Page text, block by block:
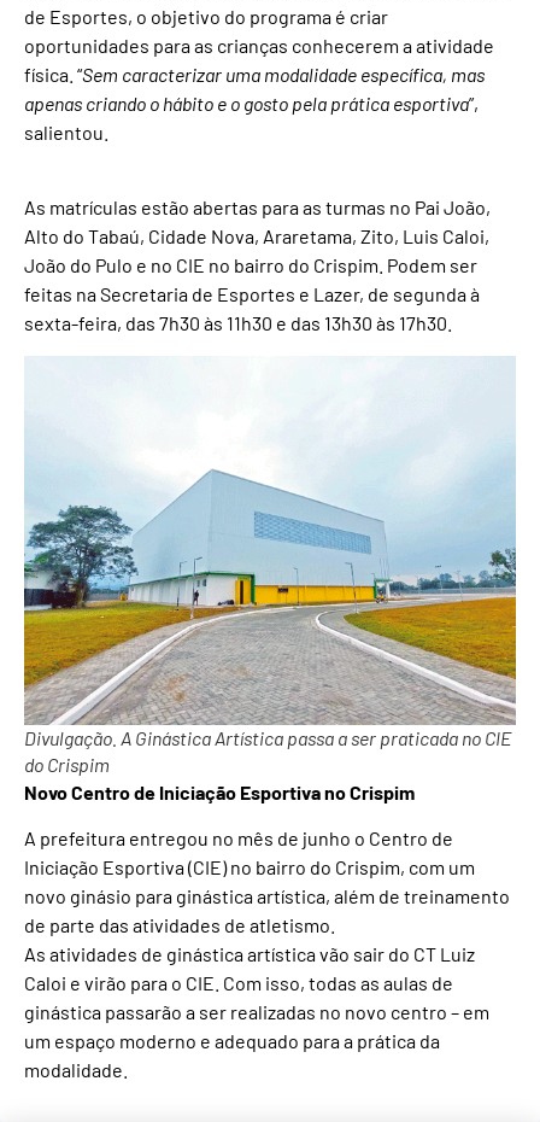
de Esportes, o objetivo do programa é criar
oportunidades para as crianças conhecerem a atividade
física. “Sem caracterizar uma modalidade específica, mas
apenas criando o hábito e o gosto pela prática esportiva”,
salientou.
As matrículas estão abertas para as turmas no Pai João,
Alto do Tabaú, Cidade Nova, Araretama, Zito, Luis Caloi,
João do Pulo e no CIE no bairro do Crispim. Podem ser
feitas na Secretaria de Esportes e Lazer, de segunda à
sexta-feira, das 7h30 às 11h30 e das 13h30 às 17h30.
Divulgação. A Ginástica Artística passa a ser praticada no CIE
do Crispim
Novo Centro de Iniciação Esportiva no Crispim
A prefeitura entregou no mês de junho o Centro de
Iniciação Esportiva (CIE) no bairro do Crispim, com um
novo ginásio para ginástica artística, além de treinamento
de parte das atividades de atletismo.
As atividades de ginástica artística vão sair do CT Luiz
Caloi e virão para o CIE. Com isso, todas as aulas de
ginástica passarão a ser realizadas no novo centro – em
um espaço moderno e adequado para a prática da
modalidade.